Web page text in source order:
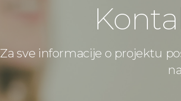
Za sve informacije o projektu